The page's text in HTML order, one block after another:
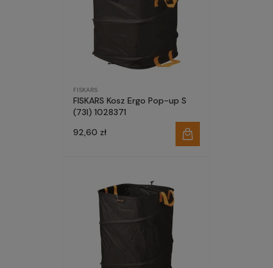
FISKARS
FISKARS Kosz Ergo Pop-up S
(73l) 1028371
92,60 zł